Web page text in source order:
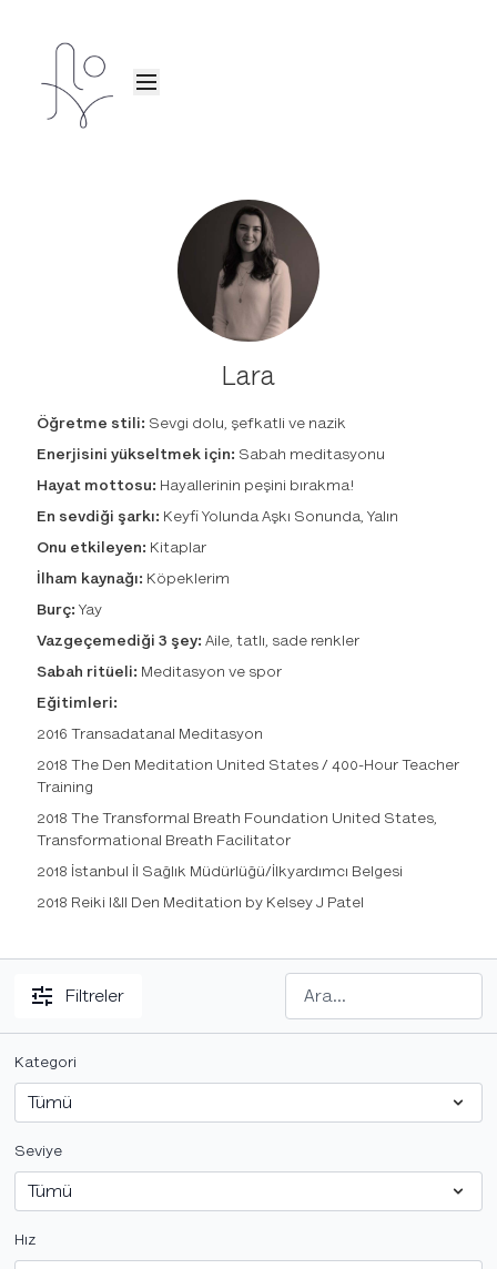
Lara
Öğretme stili: Sevgi dolu, şefkatli ve nazik
Enerjisini yükseltmek için: Sabah meditasyonu
Hayat mottosu: Hayallerinin peşini bırakma!
En sevdiği şarkı: Keyfi Yolunda Aşkı Sonunda, Yalın
Onu etkileyen: Kitaplar
İlham kaynağı: Köpeklerim
Burç: Yay
Vazgeçemediği 3 şey: Aile, tatlı, sade renkler
Sabah ritüeli: Meditasyon ve spor
Eğitimleri:
2016 Transadatanal Meditasyon
2018 The Den Meditation United States / 400-Hour Teacher
Training
2018 The Transformal Breath Foundation United States,
Transformational Breath Facilitator
2018 İstanbul İl Sağlık Müdürlüğü/İlkyardımcı Belgesi
2018 Reiki I&II Den Meditation by Kelsey J Patel
Filtreler
Kategori
Seviye
Hız